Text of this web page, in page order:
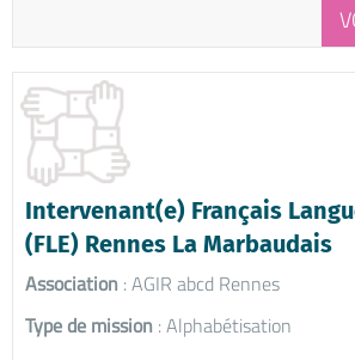
Intervenant(e) Français
(FLE) Rennes La Marbaudais
Association : AGIR abcd Rennes
Type de mission : Alphabétisation